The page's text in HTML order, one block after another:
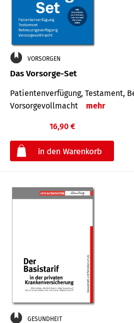
VORSORGEN
Das Vorsorge-Set
Patienten­ver­fügung, Testa­ment,
Vor­sorge­voll­macht
mehr
16,90 €
GESUNDHEIT